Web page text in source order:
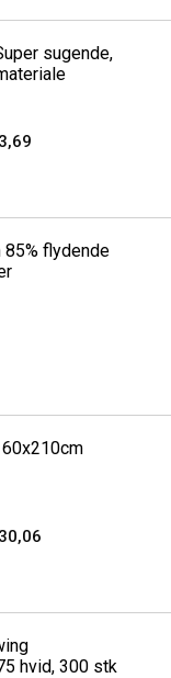
sugende,
flydende
ud af 5 stjerner
hvid, 300 stk